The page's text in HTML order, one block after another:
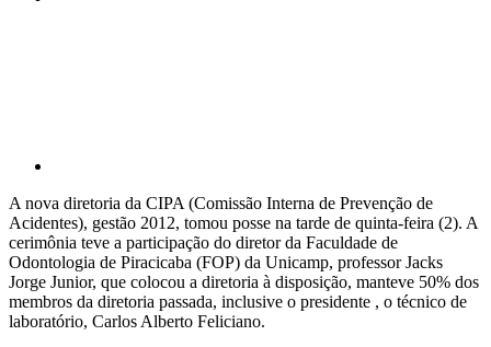
A nova diretoria da CIPA (Comissão Interna de Prevenção de
Acidentes), gestão 2012, tomou posse na tarde de quinta-feira (2). A
cerimônia teve a participação do diretor da Faculdade de
Odontologia de Piracicaba (FOP) da Unicamp, professor Jacks
Jorge Junior, que colocou a diretoria à disposição, manteve 50% dos
membros da diretoria passada, inclusive o presidente , o técnico de
laboratório, Carlos Alberto Feliciano.